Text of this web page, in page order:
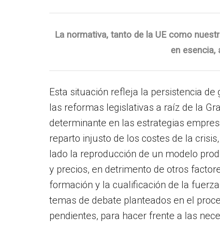
La normativa, tanto de la UE como
en esencia,
Esta situación refleja la persistencia
las reformas legislativas a raíz de la
determinante en las estrategias
reparto injusto de los costes de la
lado la reproducción de un modelo
y precios, en detrimento de otros
formación y la cualificación de la
temas de debate planteados en el
pendientes, para hacer frente a las